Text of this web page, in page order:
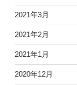
2021年3月
2021年2月
2021年1月
2020年12月